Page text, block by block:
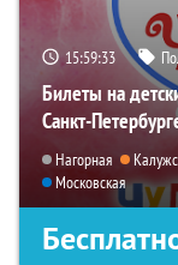
15:59:32
Билеты на
Санкт-
Нагорная
Московская